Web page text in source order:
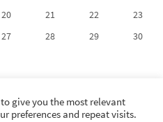
20 21 22
23
27 28 29
30
give you the most relevant
preferences and repeat visits.